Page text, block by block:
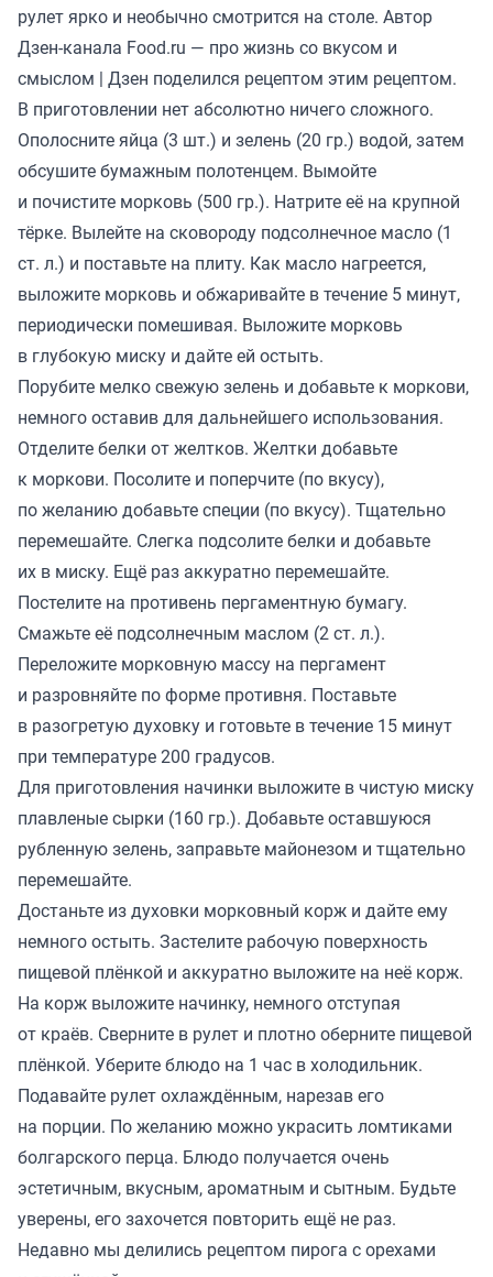
рулет ярко и необычно смотрится на столе. Автор
Дзен-канала Food.ru — про жизнь со вкусом и
смыслом | Дзен поделился рецептом этим рецептом.
В приготовлении нет абсолютно ничего сложного.
Ополосните яйца (3 шт.) и зелень (20 гр.) водой, затем
обсушите бумажным полотенцем. Вымойте
и почистите морковь (500 гр.). Натрите её на крупной
тёрке. Вылейте на сковороду подсолнечное масло (1
ст. л.) и поставьте на плиту. Как масло нагреется,
выложите морковь и обжаривайте в течение 5 минут,
периодически помешивая. Выложите морковь
в глубокую миску и дайте ей остыть.
Порубите мелко свежую зелень и добавьте к моркови,
немного оставив для дальнейшего использования.
Отделите белки от желтков. Желтки добавьте
к моркови. Посолите и поперчите (по вкусу),
по желанию добавьте специи (по вкусу). Тщательно
перемешайте. Слегка подсолите белки и добавьте
их в миску. Ещё раз аккуратно перемешайте.
Постелите на противень пергаментную бумагу.
Смажьте её подсолнечным маслом (2 ст. л.).
Переложите морковную массу на пергамент
и разровняйте по форме противня. Поставьте
в разогретую духовку и готовьте в течение 15 минут
при температуре 200 градусов.
Для приготовления начинки выложите в чистую миску
плавленые сырки (160 гр.). Добавьте оставшуюся
рубленную зелень, заправьте майонезом и тщательно
перемешайте.
Достаньте из духовки морковный корж и дайте ему
немного остыть. Застелите рабочую поверхность
пищевой плёнкой и аккуратно выложите на неё корж.
На корж выложите начинку, немного отступая
от краёв. Сверните в рулет и плотно оберните пищевой
плёнкой. Уберите блюдо на 1 час в холодильник.
Подавайте рулет охлаждённым, нарезав его
на порции. По желанию можно украсить ломтиками
болгарского перца. Блюдо получается очень
эстетичным, вкусным, ароматным и сытным. Будьте
уверены, его захочется повторить ещё не раз.
Недавно мы делились рецептом пирога с орехами